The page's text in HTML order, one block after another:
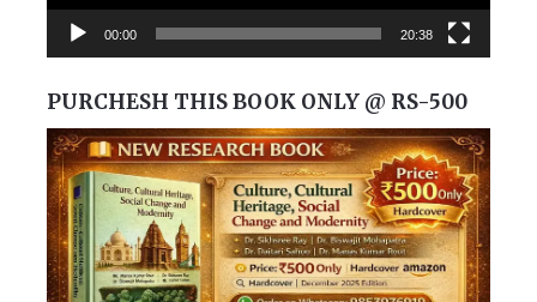
00:00 20:38
PURCHESH THIS BOOK ONLY @ RS-500